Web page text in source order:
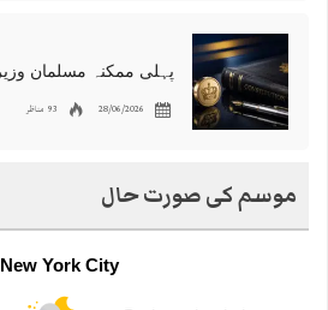
28/06/2026 93 مناظر
موسم کی صورت حال
New York City